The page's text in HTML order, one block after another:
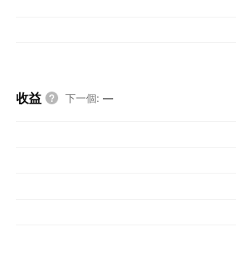
收益 下一個: —